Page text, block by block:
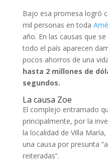
Bajo esa promesa logró
mil personas en toda
año. En las causas que
todo el país aparecen
pocos ahorros de una
hasta 2 millones de
segundos.
La causa Zoe
El complejo entramado
principalmente, por la
la localidad de Villa
una causa por presunta
reiteradas”.